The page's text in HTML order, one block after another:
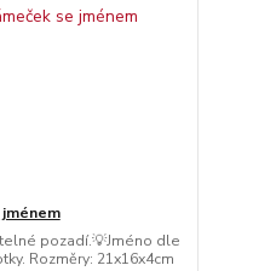
pozadí.💡Jméno dle
Rozměry: 21x16x4cm